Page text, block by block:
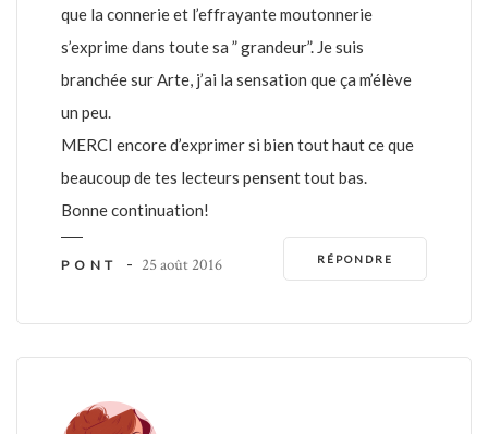
que la connerie et l’effrayante moutonnerie
s’exprime dans toute sa ” grandeur”. Je suis
branchée sur Arte, j’ai la sensation que ça m’élève
un peu.
MERCI encore d’exprimer si bien tout haut ce que
beaucoup de tes lecteurs pensent tout bas.
Bonne continuation!
RÉPONDRE
PONT - 25 août 2016